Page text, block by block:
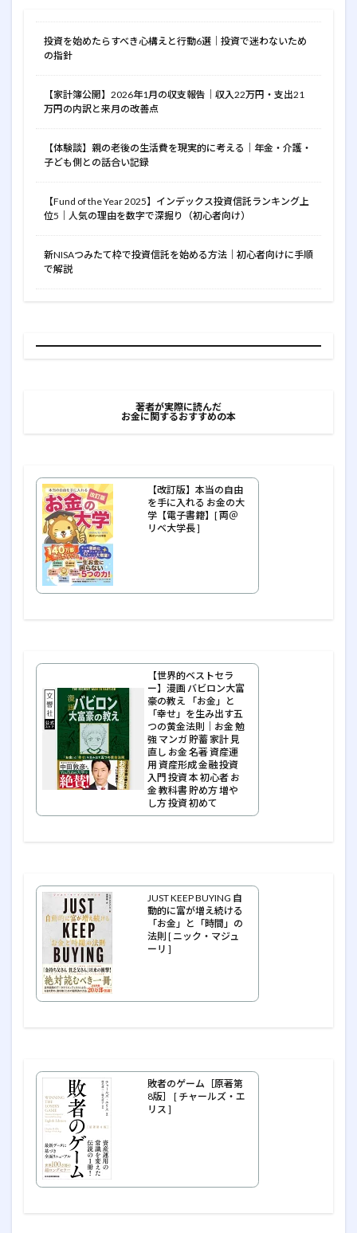
投資を始めたらすべき心構えと行動6選｜投資で迷わないため
の指針
【家計簿公開】2026年1月の収支報告｜収入22万円・支出21
万円の内訳と来月の改善点
【体験談】親の老後の生活費を現実的に考える｜年金・介護・
子ども側との話合い記録
【Fund of the Year 2025】インデックス投資信託ランキング上
位5｜人気の理由を数字で深掘り（初心者向け）
新NISAつみたて枠で投資信託を始める方法｜初心者向けに手順
で解説
著者が実際に読んだ
お金に関するおすすめの本
【改訂版】本当の自由
を手に入れる お金の大
学【電子書籍】[ 両＠
リベ大学長 ]
【世界的ベストセラ
ー】漫画 バビロン大富
豪の教え 「お金」と
「幸せ」を生み出す五
つの黄金法則｜お金 勉
強 マンガ 貯蓄 家計 見
直し お金 名著 資産運
用 資産形成 金融 投資
入門 投資 本 初心者 お
金 教科書 貯め方 増や
し方 投資 初めて
JUST KEEP BUYING 自
動的に富が増え続ける
「お金」と「時間」の
法則 [ ニック・マジュ
ーリ ]
敗者のゲーム［原著第
8版］ [ チャールズ・エ
リス ]